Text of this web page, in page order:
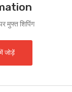
मुफ्त शिपिंग
जोड़ें